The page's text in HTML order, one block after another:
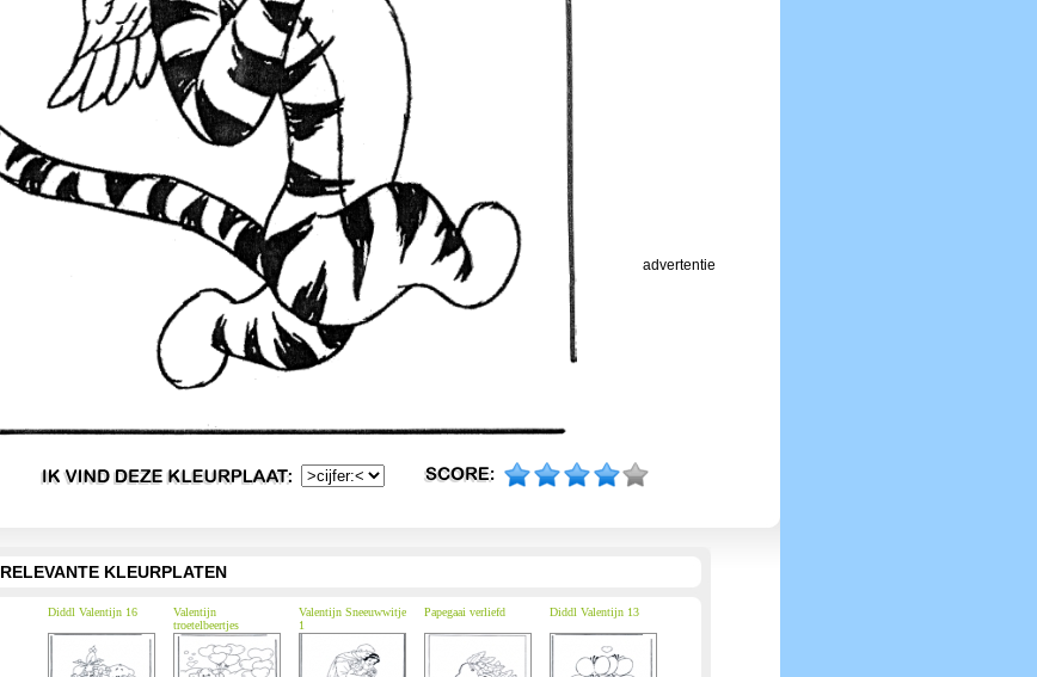
advertentie
RELEVANTE KLEURPLATEN
Diddl Valentijn 16
Valentijn
troetelbeertjes
Valentijn Sneeuwwitje
1
Papegaai verliefd Diddl Valentijn 13